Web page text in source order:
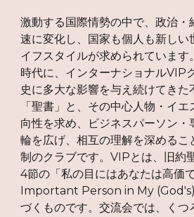
激動する国際情勢の中で、政治・
速に変化し、国家も個人も新しい
イフスタイルが求められています
時代に、インターナショナルVIP
史に多大な影響を与え続けてきた
「聖書」と、その中心人物・イ
向性を求め、ビジネスパーソン・
輪を広げ、相互の理解を深めるこ
制のクラブです。VIPとは、旧約
4節の「私の目にはあなたは高価
Important Person in My (God's)
づくものです。交流会では、くつ